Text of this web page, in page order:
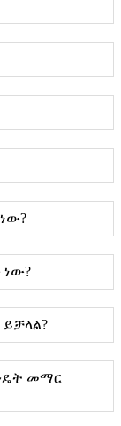
መማር